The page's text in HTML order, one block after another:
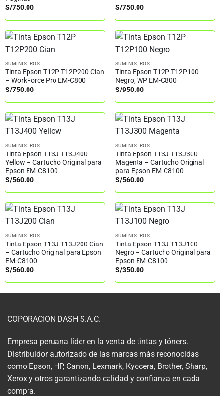
S/750.00 S/750.00
SUMINISTROS
Tinta Epson T12P T12P200 Cian
– WorkForce Pro EM-C800
S/750.00
SUMINISTROS
Tinta Epson T12P T12P100
Negro, WP EM-C800
S/950.00
SUMINISTROS
Tinta Epson T13J T13J400
Yellow – Cartucho Original para
Epson EM-C8100
S/560.00
SUMINISTROS
Tinta Epson T13J T13J300
Magenta – Cartucho Original
para Epson EM-C8100
S/560.00
SUMINISTROS
Tinta Epson T13J T13J200 Cian
– Cartucho Original para Epson
EM-C8100
S/560.00
SUMINISTROS
Tinta Epson T13J T13J100
Negro – Cartucho Original para
Epson EM-C8100
S/350.00
COPORACION DASH S.A.C.
Empresa peruana líder en la venta de tintas y tóners.
Distribuidor autorizado de las marcas más reconocidas
como Epson, HP, Canon, Lexmark, Kyocera, Brother, Sharp,
Xerox y otros garantizando calidad y confianza en cada
compra.